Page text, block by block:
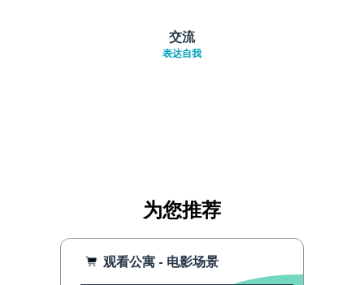
交流
表达自我
为您推荐
观看公寓 - 电影场景